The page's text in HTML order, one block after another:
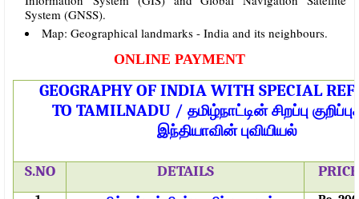
System (GNSS).
Map: Geographical landmarks - India and its neighbours.
ONLINE PAYMENT
GEOGRAPHY OF INDIA WITH SPECIAL
TO TAMILNADU / தமிழ்நாட்டின் சிறப்பு
இந்தியாவின் புவியியல்
S.NO DETAILS PRICE